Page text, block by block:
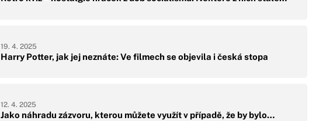
Harry Potter, jak jej neznáte: Ve filmech se objevila i česká stopa
19. 4. 2025
Jako náhradu zázvoru, kterou můžete využít v případě, že by bylo…
12. 4. 2025